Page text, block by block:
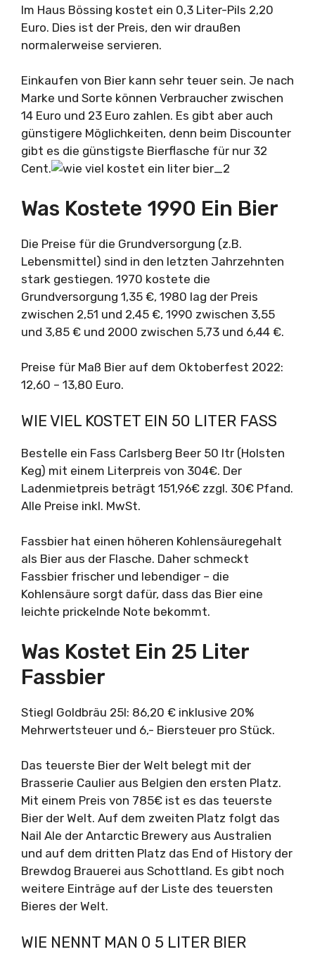
Im Haus Bössing kostet ein 0,3 Liter-Pils 2,20
Euro. Dies ist der Preis, den wir draußen
normalerweise servieren.
Einkaufen von Bier kann sehr teuer sein. Je nach
Marke und Sorte können Verbraucher zwischen
14 Euro und 23 Euro zahlen. Es gibt aber auch
günstigere Möglichkeiten, denn beim Discounter
gibt es die günstigste Bierflasche für nur 32
Cent.
Was Kostete 1990 Ein Bier
Die Preise für die Grundversorgung (z.B.
Lebensmittel) sind in den letzten Jahrzehnten
stark gestiegen. 1970 kostete die
Grundversorgung 1,35 €, 1980 lag der Preis
zwischen 2,51 und 2,45 €, 1990 zwischen 3,55
und 3,85 € und 2000 zwischen 5,73 und 6,44 €.
Preise für Maß Bier auf dem Oktoberfest 2022:
12,60 – 13,80 Euro.
WIE VIEL KOSTET EIN 50 LITER FASS
Bestelle ein Fass Carlsberg Beer 50 ltr (Holsten
Keg) mit einem Literpreis von 304€. Der
Ladenmietpreis beträgt 151,96€ zzgl. 30€ Pfand.
Alle Preise inkl. MwSt.
Fassbier hat einen höheren Kohlensäuregehalt
als Bier aus der Flasche. Daher schmeckt
Fassbier frischer und lebendiger – die
Kohlensäure sorgt dafür, dass das Bier eine
leichte prickelnde Note bekommt.
Was Kostet Ein 25 Liter
Fassbier
Stiegl Goldbräu 25l: 86,20 € inklusive 20%
Mehrwertsteuer und 6,- Biersteuer pro Stück.
Das teuerste Bier der Welt belegt mit der
Brasserie Caulier aus Belgien den ersten Platz.
Mit einem Preis von 785€ ist es das teuerste
Bier der Welt. Auf dem zweiten Platz folgt das
Nail Ale der Antarctic Brewery aus Australien
und auf dem dritten Platz das End of History der
Brewdog Brauerei aus Schottland. Es gibt noch
weitere Einträge auf der Liste des teuersten
Bieres der Welt.
WIE NENNT MAN 0 5 LITER BIER